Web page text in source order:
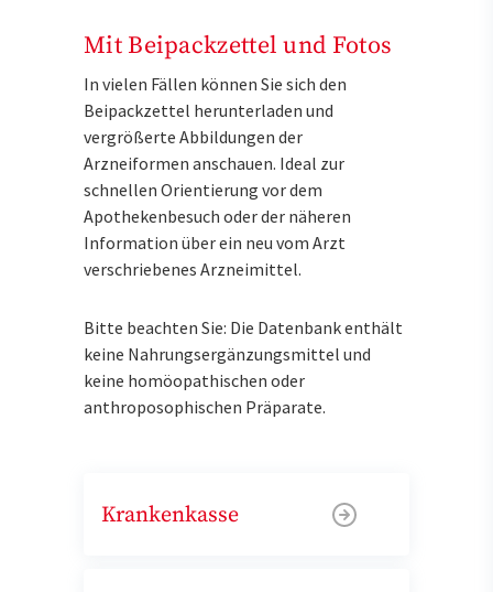
Mit Beipackzettel und Fotos
In vielen Fällen können Sie sich den
Beipackzettel herunterladen und
vergrößerte Abbildungen der
Arzneiformen anschauen. Ideal zur
schnellen Orientierung vor dem
Apothekenbesuch oder der näheren
Information über ein neu vom Arzt
verschriebenes Arzneimittel.
Bitte beachten Sie: Die Datenbank enthält
keine Nahrungsergänzungsmittel und
keine homöopathischen oder
anthroposophischen Präparate.
Krankenkasse